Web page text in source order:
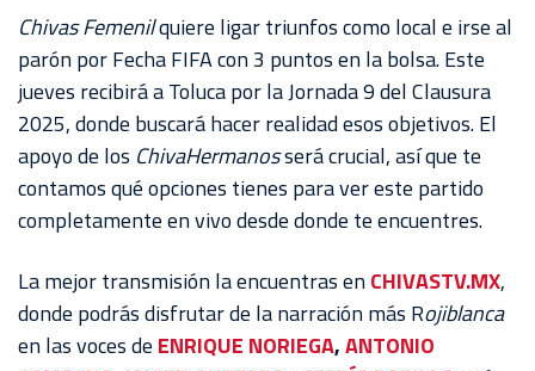
REBAÑO
CHIVAS
TIENDA
CHIVAS
CHIVASTV
AKRON
TOUR
Chivas Femenilquiere ligar triunfos como local e irse al
parón por Fecha FIFA con 3 puntos en la bolsa. Este
jueves recibirá a Toluca por la Jornada 9 del Clausura
2025, donde buscará hacer realidad esos objetivos. El
apoyo de los ChivaHermanosserá crucial, así que te
contamos qué opciones tienes para ver este partido
completamente en vivo desde donde te encuentres.
La mejor transmisión la encuentras enCHIVASTV.MX,
donde podrás disfrutar de la narración más Rojiblanca
en las voces de ENRIQUE NORIEGA,ANTONIO